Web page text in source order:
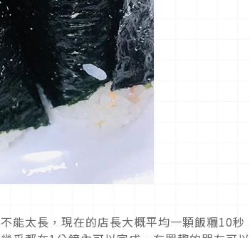
能太長，現在的店長大概平均一顆飯糰10秒